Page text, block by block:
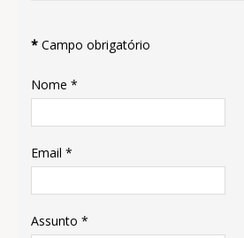
* Campo obrigatório
Nome *
Email *
Assunto *